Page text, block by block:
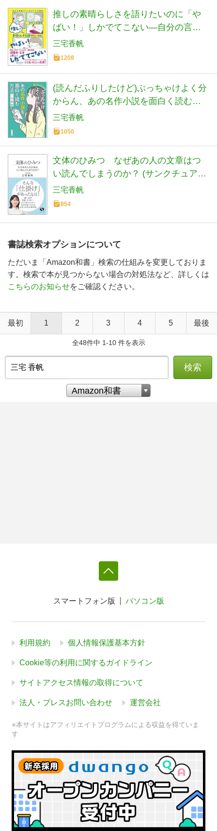
推しの素晴らしさを語りたいのに「や
ばい！」しかでてこない―自分の言葉
でつくるオタク文章術
三宅香帆
1208
(読んだふりしたけど)ぶっちゃけよく分
からん、あの名作小説を面白く読む方
法 (角川文庫)
三宅香帆
1050
文体のひみつ なぜあの人の文章はつ
い読んでしまうのか？ (サンクチュアリ
出版)
三宅香帆
854
書誌検索オプションについて
ただいま「Amazon和書」検索の仕組みを変更しておりま
す。検索で本が見つからない場合の対処法など、詳しくは
こちらのお知らせをご確認ください。
最初 1 2 3 4 5 最後
全48件中 1-10 件を表示
検索
スマートフォン版 パソコン版
利用規約 個人情報保護基本方針
Cookie等の利用に関するガイドライン
サイトアクセス情報の取得について
法人・プレスお問い合わせ 運営会社
※本サイトはアフィリエイトプログラムによる収益を得ていま
す